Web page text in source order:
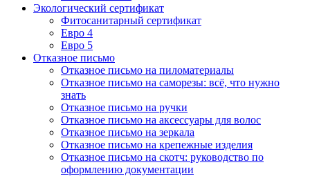
Экологический сертификат
Фитосанитарный сертификат
Евро 4
Евро 5
Отказное письмо
Отказное письмо на пиломатериалы
Отказное письмо на саморезы: всё, что нужно
знать
Отказное письмо на ручки
Отказное письмо на аксессуары для волос
Отказное письмо на зеркала
Отказное письмо на крепежные изделия
Отказное письмо на скотч: руководство по
оформлению документации